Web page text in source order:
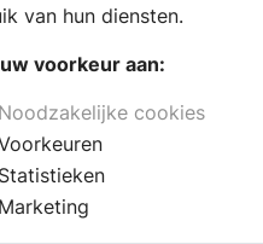
van hun diensten.
voorkeur aan:
Noodzakelijke cookies
Statistieken
Marketing